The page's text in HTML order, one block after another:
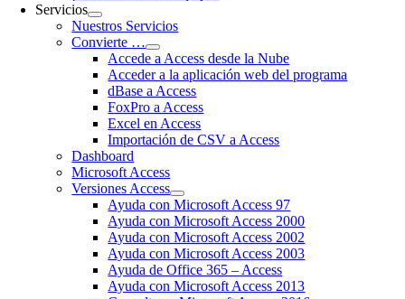
Servicios
Nuestros Servicios
Convierte …
Accede a Access desde la Nube
Acceder a la aplicación web del programa
dBase a Access
FoxPro a Access
Excel en Access
Importación de CSV a Access
Dashboard
Microsoft Access
Versiones Access
Ayuda con Microsoft Access 97
Ayuda con Microsoft Access 2000
Ayuda con Microsoft Access 2002
Ayuda con Microsoft Access 2003
Ayuda de Office 365 – Access
Ayuda con Microsoft Access 2013